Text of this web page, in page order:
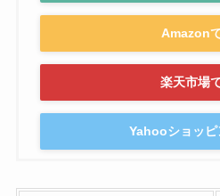
Amazon
楽天市場
Yahooショッピ